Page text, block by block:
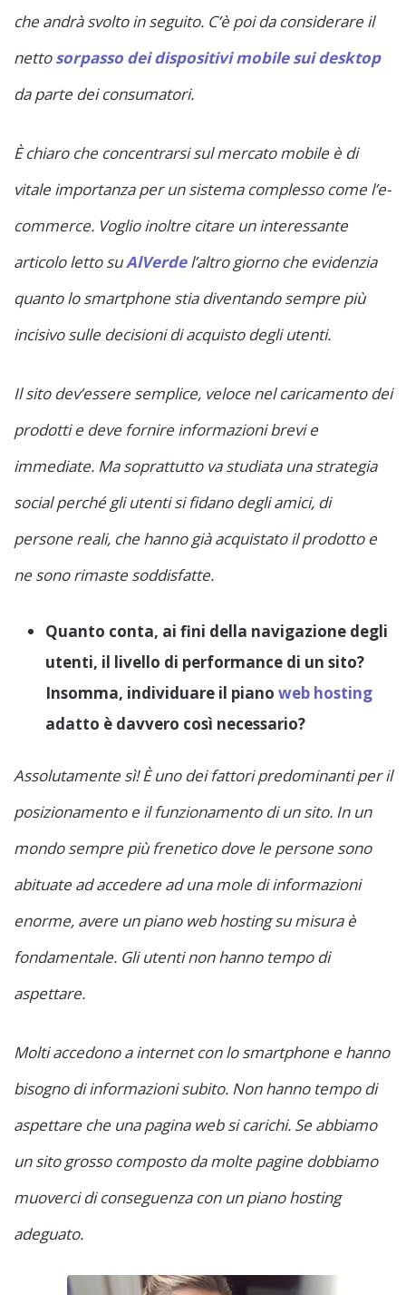
che andrà svolto in seguito. C’è poi da considerare il
nettosorpasso dei dispositivi mobile sui desktop
da parte dei consumatori.
È chiaro che concentrarsi sul mercato mobile è di
vitale importanza per un sistema complesso come l’e-
commerce. Voglio inoltre citare un interessante
articolo letto suAlVerdel’altro giorno che evidenzia
quanto lo smartphone stia diventando sempre più
incisivo sulle decisioni di acquisto degli utenti.
Il sito dev’essere semplice, veloce nel caricamento dei
prodotti e deve fornire informazioni brevi e
immediate. Ma soprattutto va studiata una strategia
social perché gli utenti si fidano degli amici, di
persone reali, che hanno già acquistato il prodotto e
ne sono rimaste soddisfatte.
Quanto conta, ai fini della navigazione degli
utenti, il livello di performance di un sito?
Insomma, individuare il piano web hosting
adatto è davvero così necessario?
Assolutamente sì! È uno dei fattori predominanti per il
posizionamento e il funzionamento di un sito. In un
mondo sempre più frenetico dove le persone sono
abituate ad accedere ad una mole di informazioni
enorme, avere un piano web hosting su misura è
fondamentale. Gli utenti non hanno tempo di
aspettare.
Molti accedono a internet con lo smartphone e hanno
bisogno di informazioni subito. Non hanno tempo di
aspettare che una pagina web si carichi. Se abbiamo
un sito grosso composto da molte pagine dobbiamo
muoverci di conseguenza con un piano hosting
adeguato.